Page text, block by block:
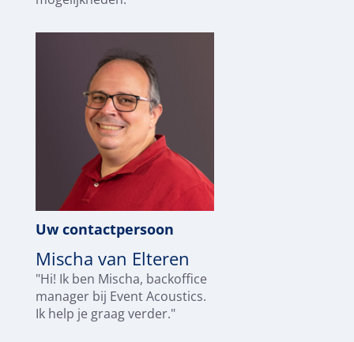
Uw contactpersoon
Mischa van Elteren
"Hi! Ik ben Mischa, backoffice
manager bij Event Acoustics.
Ik help je graag verder."